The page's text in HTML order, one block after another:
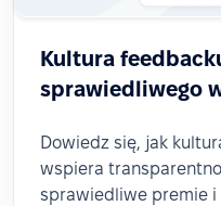
Kultura
sprawiedliwego
Dowiedz się, jak
wspiera
sprawiedliwe premie